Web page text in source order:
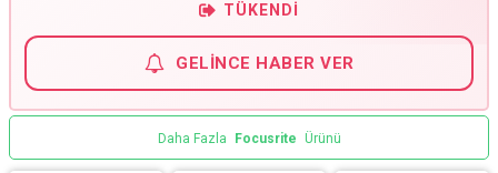
TÜKENDI
GELINCE HABER VER
Daha Fazla Focusrite Ürünü